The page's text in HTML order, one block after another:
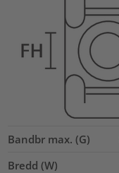
Bandbr max. (G)
Bredd (W)